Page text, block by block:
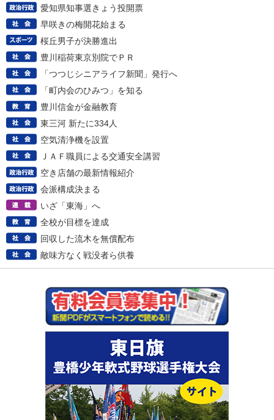
愛知県知事選きょう投開票
早咲きの梅開花始まる
桜丘男子が決勝進出
豊川稲荷東京別院でＰＲ
「つつじシニアライフ新聞」発行へ
「町内会のひみつ」を知る
豊川信金が金融教育
東三河 新たに334人
空気清浄機を設置
ＪＡＦ職員による交通安全講習
空き店舗の最新情報紹介
会派構成決まる
いざ「東海」へ
全校が目標を達成
回収した流木を無償配布
敵味方なく戦没者ら供養